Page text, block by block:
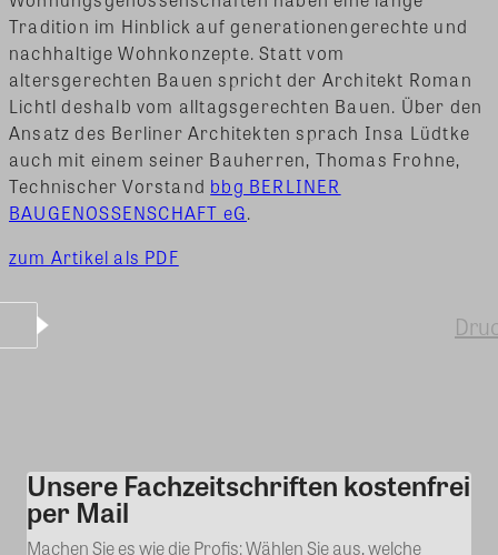
Tradition im Hinblick auf generationengerechte und
nachhaltige Wohnkonzepte. Statt vom
altersgerechten Bauen spricht der Architekt Roman
Lichtl deshalb vom alltagsgerechten Bauen. Über den
Ansatz des Berliner Architekten sprach Insa Lüdtke
auch mit einem seiner Bauherren, Thomas Frohne,
Technischer Vorstand bbg BERLINER
BAUGENOSSENSCHAFT eG.
zum Artikel als PDF
Kommentar
Unsere Fachzeitschriften kostenfrei
per Mail
Machen Sie es wie die Profis: Wählen Sie aus, welche